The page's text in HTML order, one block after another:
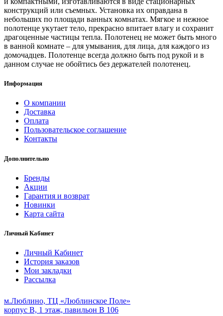
конструкций или съемных. Установка их оправдана в
небольших по площади ванных комнатах. Мягкое и нежное
полотенце укутает тело, прекрасно впитает влагу и сохранит
драгоценные частицы тепла. Полотенец не может быть много
в ванной комнате – для умывания, для лица, для каждого из
домочадцев. Полотенце всегда должно быть под рукой и в
данном случае не обойтись без держателей полотенец.
Информация
О компании
Доставка
Оплата
Пользовательское соглашение
Контакты
Дополнительно
Бренды
Акции
Гарантия и возврат
Новинки
Карта сайта
Личный Кабинет
Личный Кабинет
История заказов
Мои закладки
Рассылка
м.Люблино, ТЦ «Люблинское Поле»
корпус B, 1 этаж, павильон B 106